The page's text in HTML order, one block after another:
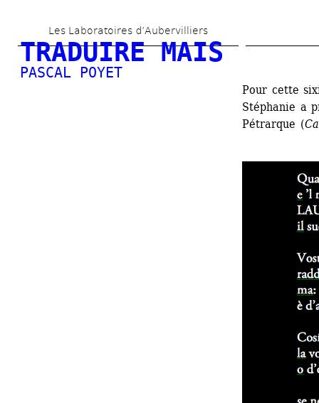
au
contenu
principal
Les Laboratoires d’Aubervilliers
TRADUIRE MAIS
PASCAL POYET
Pour cette
Stéphanie a
Pétrarque (